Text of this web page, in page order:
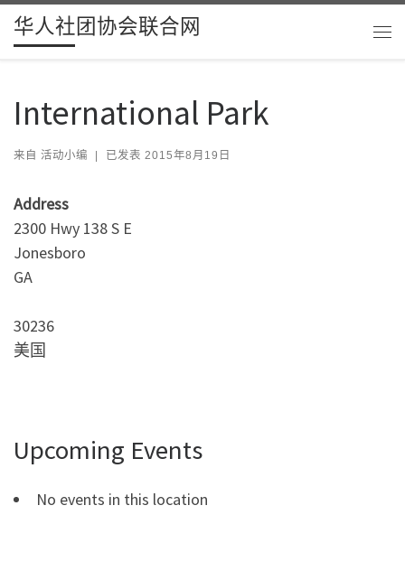
Skip to content
华人社团协会联合网
International Park
来自 活动小编 已发表 2015年8月19日
Address
2300 Hwy 138 S E
Jonesboro
GA
30236
美国
Upcoming Events
No events in this location